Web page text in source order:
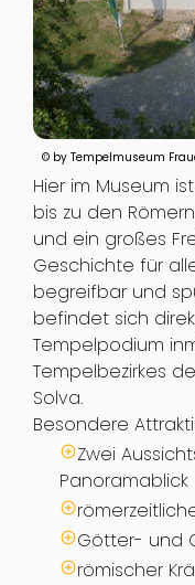
© by Tempelmuseum
Hier im Museum
bis zu den
und ein großes
Geschichte für
begreifbar und
befindet sich
Tempelpodium
Tempelbezirkes
Solva.
Besondere
Zwei
Panoramablick
Götter- und
römischer